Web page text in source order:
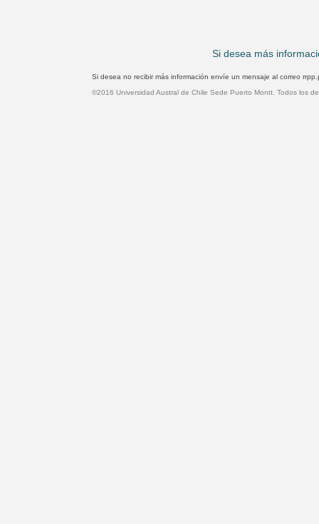
Si desea más
Si desea no recibir más información envíe un mensaje al correo
©2016 Universidad Austral de Chile Sede Puerto Montt. Todos los